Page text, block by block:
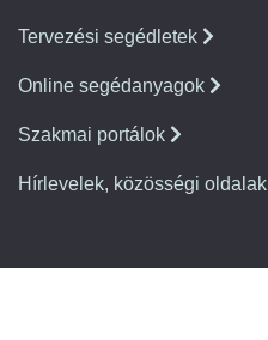
Tervezési segédletek
Online segédanyagok
Szakmai portálok
Hírlevelek, közösségi oldalak